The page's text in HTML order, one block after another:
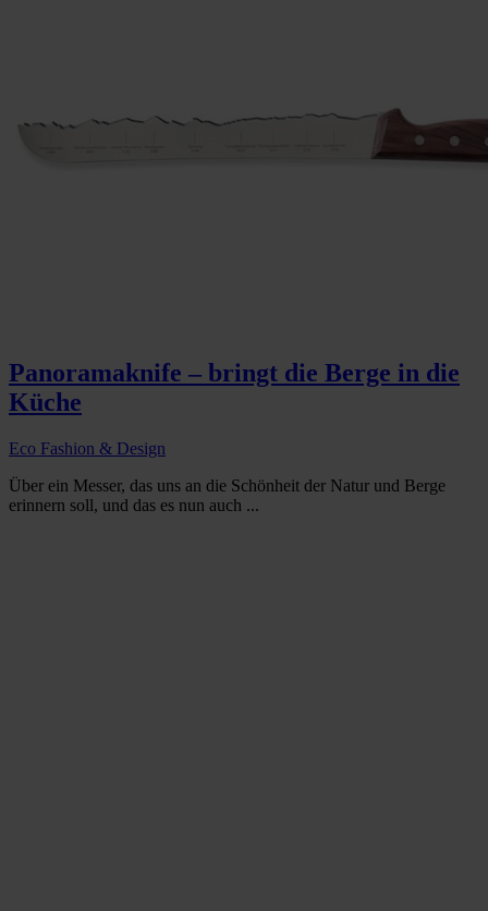
Panoramaknife – bringt die Berge in die
Küche
Eco Fashion & Design
Über ein Messer, das uns an die Schönheit der Natur und Berge
erinnern soll, und das es nun auch ...